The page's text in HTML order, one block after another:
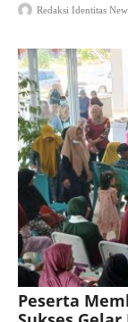
Redaksi Identitas
Peserta